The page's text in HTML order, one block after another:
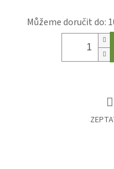
Můžeme doručit do: